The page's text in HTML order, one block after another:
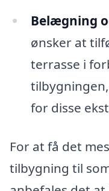
Belægning
ønsker at
terrasse i
for disse
For at få det
tilbygning til